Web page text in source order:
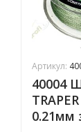
Артикул:
40004
0.21мм